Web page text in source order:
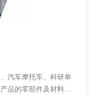
汽车摩托车、科研单
品的零部件及材料在